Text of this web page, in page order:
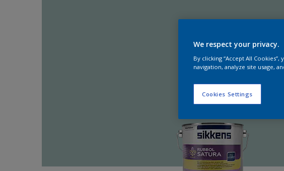
We respect your privacy.
By clicking “Accept All
navigation, analyze site usage,
Cookies Settings